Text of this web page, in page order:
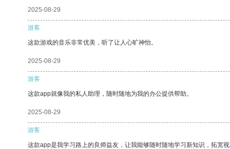
2025-08-29
游客
这款游戏的音乐非常优美，听了让人心旷神怡。
2025-08-29
游客
这款app就像我的私人助理，随时随地为我的办公提供帮助。
2025-08-29
游客
这款app是我学习路上的良师益友，让我能够随时随地学习新知识，拓宽